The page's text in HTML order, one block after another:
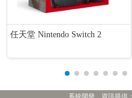
任天堂 Nintendo Switch 2
系統開發、資訊提供